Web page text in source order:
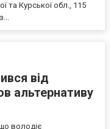
та Курської обл., 115
від
альтернативу
володіє